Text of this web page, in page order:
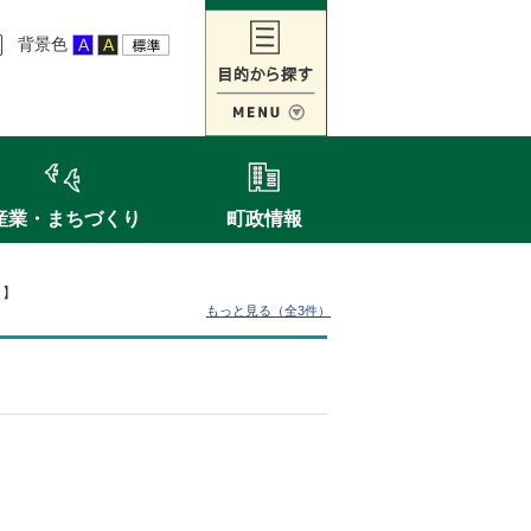
背景色
業・まちづくり 町政情報
もっと見る（全3件）